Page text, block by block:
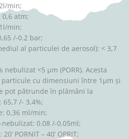
min;
0,6 atm;
min;
/-0.2 bar;
al particulei de aerosol): < 3,7
nebulizat <5 μm (PORR). Acesta
cu dimensiuni între 1μm și
pot pătrunde în plămâni la
/- 3,4%;
0,36 ml/min;
0.08 /-0.05ml;
PORNIT – 40’ OPRIT;